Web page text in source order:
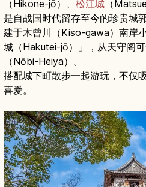
（Hikone-jō）、 松江城 （
是自战国时代留存至今的珍贵城郭
建于木曾川（Kiso-gawa）南岸
城（Hakutei-jō）」，从天守阁
（Nōbi-Heiya）。
搭配城下町散步一起游玩，不仅
喜爱。